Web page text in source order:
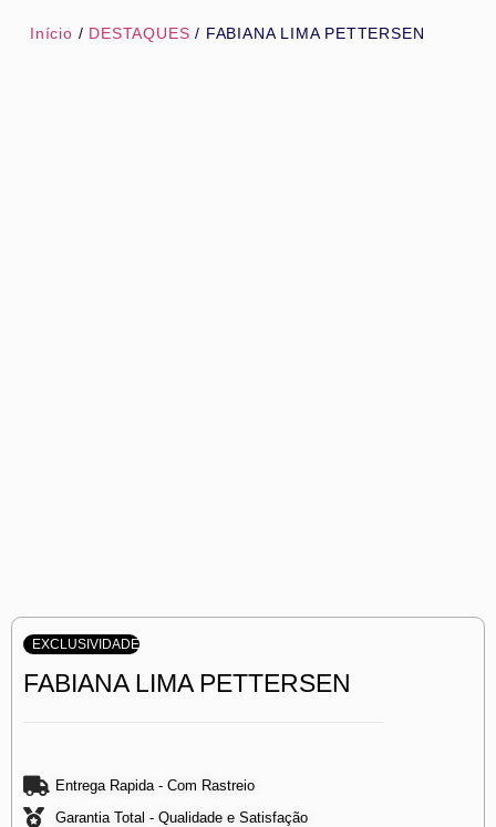
Início / DESTAQUES / FABIANA LIMA PETTERSEN
EXCLUSIVIDADE
FABIANA LIMA PETTERSEN
Entrega Rapida - Com Rastreio
Garantia Total - Qualidade e Satisfação